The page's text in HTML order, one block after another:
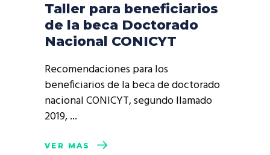
Taller para beneficiarios
de la beca Doctorado
Nacional CONICYT
Recomendaciones para los
beneficiarios de la beca de doctorado
nacional CONICYT, segundo llamado
2019,
VER MÁS